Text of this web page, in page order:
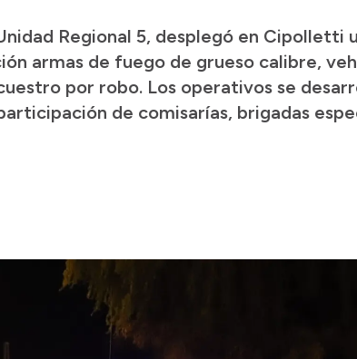
Regional 5, desplegó en Cipolletti
armas de fuego de grueso calibre,
por robo. Los operativos se
de comisarías, brigadas